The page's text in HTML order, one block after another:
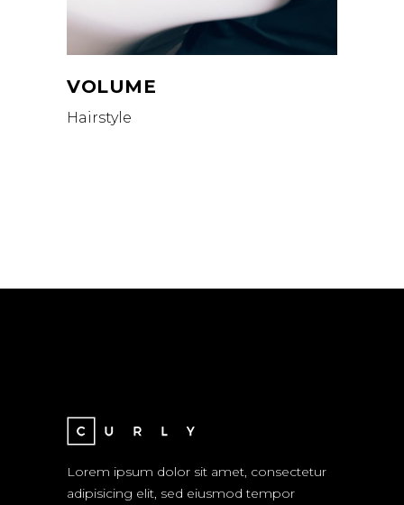
VOLUME
Hairstyle
Lorem ipsum dolor sit amet, consectetur
adipisicing elit, sed eiusmod tempor